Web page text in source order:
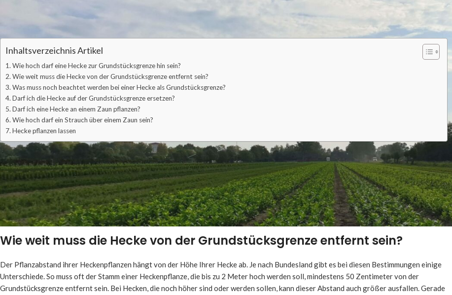
halten. Dazu müssen Sie natürlich wissen, wie diese Vorschriften lauten. Um Ihnen den Einstieg zu erleichtern, haben wir nachfolgend die
wichtigsten Fragen und Antworten zu den gesetzlichen Vorschriften für das Anlegen einer Hecke für Sie zusammengestellt.
Inhaltsverzeichnis Artikel
Wie hoch darf eine Hecke zur Grundstücksgrenze hin sein?
Wie weit muss die Hecke von der Grundstücksgrenze entfernt sein?
Was muss noch beachtet werden bei einer Hecke als Grundstücksgrenze?
Darf ich die Hecke auf der Grundstücksgrenze ersetzen?
Darf ich eine Hecke an einem Zaun pflanzen?
Wie hoch darf ein Strauch über einem Zaun sein?
Hecke pflanzen lassen
Wie hoch darf eine Hecke zur Grundstücksgrenze hin sein?
Die maximale Höhe einer Hecke als Grundstücksgrenze hängt davon ab, wo genau die Hecke gepflanzt wird. Darüber hinaus können je
nach Bundesland unterschiedliche Vorschriften gelten, die sich wiederum je nach Stadtteil oder Wohnhaus aufgrund des Bebauungsplans
unterscheiden können. Oder aber aus Gründen wie zum Beispiel einer Gefährdung der Verkehrssicherheit. Wir empfehlen Ihnen daher, die
Website Ihrer Gemeinde zu konsultieren.
Wie weit muss die Hecke von der Grundstücksgrenze entfernt sein?
Der Pflanzabstand ihrer Heckenpflanzen hängt von der Höhe Ihrer Hecke ab. Je nach Bundesland gibt es bei diesen Bestimmungen einige
Unterschiede. So muss oft der Stamm einer Heckenpflanze, die bis zu 2 Meter hoch werden soll, mindestens 50 Zentimeter von der
Grundstücksgrenze entfernt sein. Bei Hecken, die noch höher sind oder werden sollen, kann dieser Abstand auch größer ausfallen. Gerade